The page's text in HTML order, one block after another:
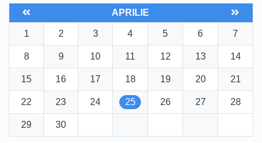
APRILIE
1 2 3 4 5 6 7
8 9 10 11 12 13 14
15 16 17 18 19 20 21
22 23 24 25 26 27 28
29 30